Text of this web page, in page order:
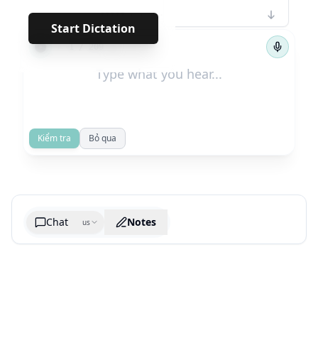
Start Dictation
***** · · · · · · · ·
← 1/209 →
Kiểm tra Bỏ qua
Chat us Notes